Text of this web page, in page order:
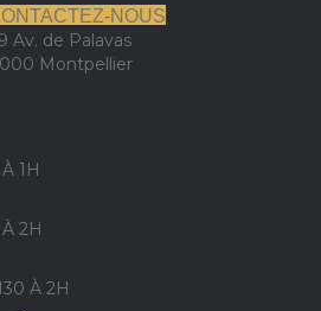
NOUS
Av. de Palavas
Montpellier
1H
2H
À 2H